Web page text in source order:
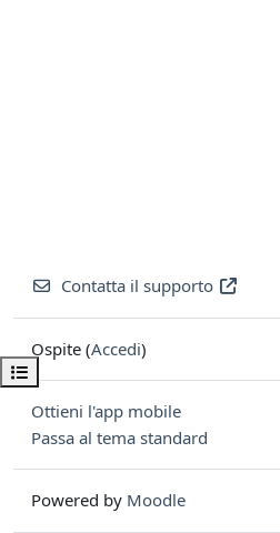
Apri indice del corso
Contatta il supporto
Ospite (Accedi)
Ottieni l'app mobile
Passa al tema standard
Powered by Moodle